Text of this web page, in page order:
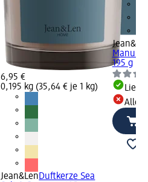
6,95 €
0,195 kg (35,64 € je 1 kg)
Jean&LenDuftkerze Sea
Manuka
195 g
Alle